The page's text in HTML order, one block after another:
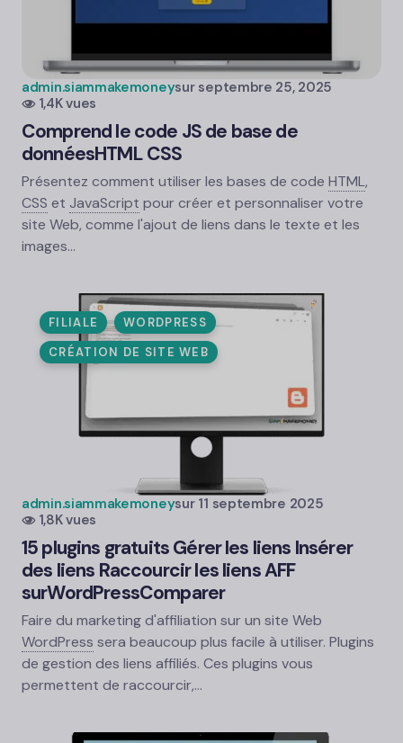
admin.siammakemoneysur septembre 25, 2025
1,4K vues
Comprend le code JS de base de
donnéesHTMLCSS
Présentez comment utiliser les bases de code HTML,
CSS et JavaScript pour créer et personnaliser votre
site Web, comme l'ajout de liens dans le texte et les
images…
FILIALE
WORDPRESS
CRÉATION DE SITE WEB
admin.siammakemoneysur 11 septembre 2025
1,8K vues
15 plugins gratuits Gérer les liens Insérer
des liens Raccourcir les liens AFF
surWordPressComparer
Faire du marketing d'affiliation sur un site Web
WordPress sera beaucoup plus facile à utiliser. Plugins
de gestion des liens affiliés. Ces plugins vous
permettent de raccourcir,…